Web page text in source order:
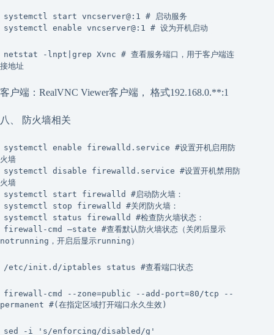
systemctl start vncserver@:1 # 启动服务
systemctl enable vncserver@:1 # 设为开机启动
netstat -lnpt|grep Xvnc # 查看服务端口，用于客户端连
接地址
客户端：RealVNC Viewer客户端， 格式192.168.0.**:1
八、 防火墙相关
systemctl enable firewalld.service #设置开机启用防
火墙
systemctl disable firewalld.service #设置开机禁用防
火墙
systemctl start firewalld #启动防火墙：
systemctl stop firewalld #关闭防火墙：
systemctl status firewalld #检查防火墙状态：
firewall-cmd –state #查看默认防火墙状态（关闭后显示
notrunning，开启后显示running）
/etc/init.d/iptables status #查看端口状态
firewall-cmd --zone=public --add-port=80/tcp --
permanent #(在指定区域打开端口永久生效)
sed -i 's/enforcing/disabled/g'